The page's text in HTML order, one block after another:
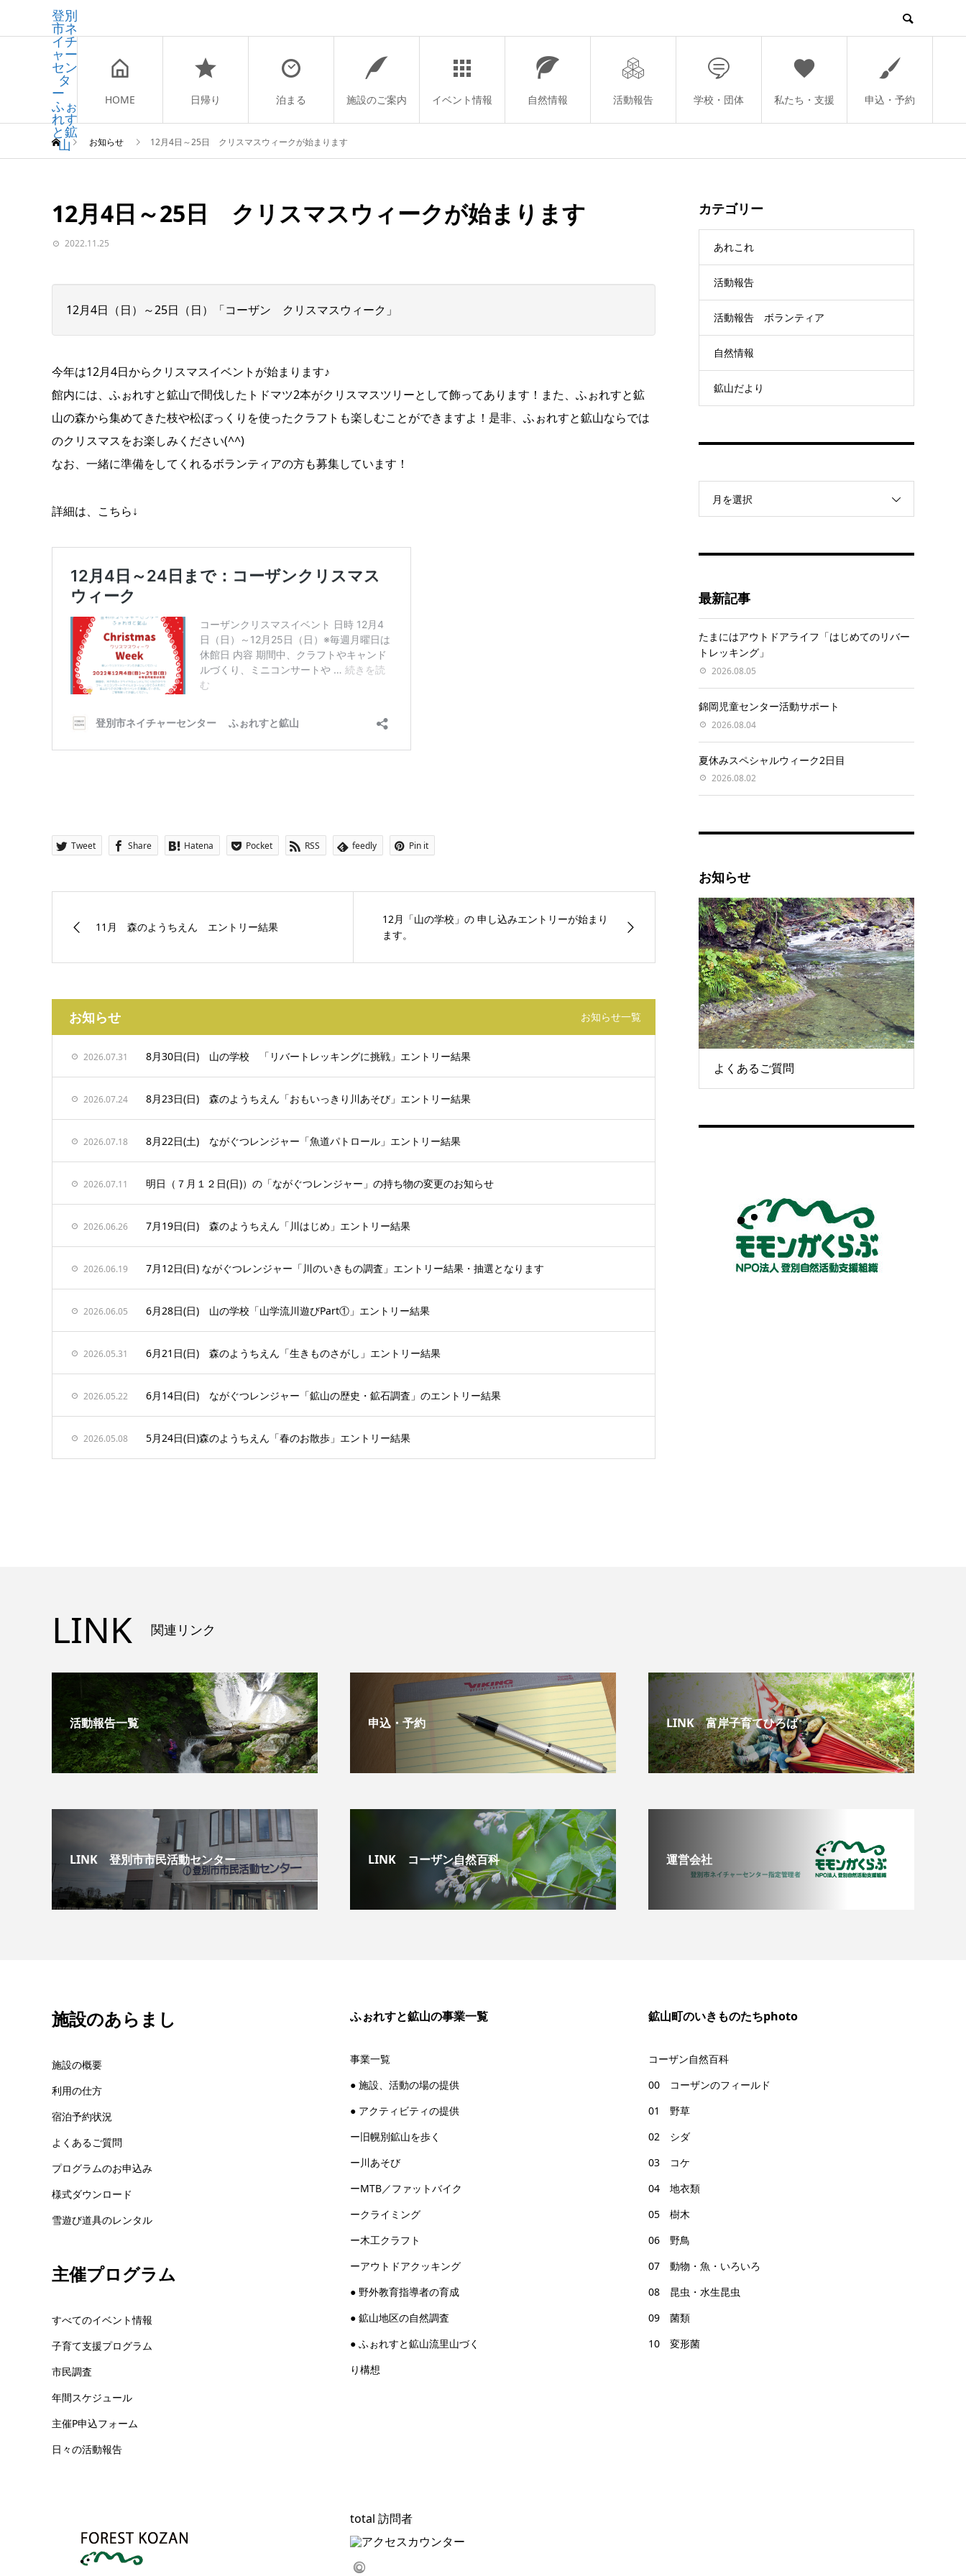
登別
市ネ
イチ
ャー
セン
タ
ー
ふぉ
れす
と鉱
山
HOME 日帰り 泊まる 施設のご案内 イベント情報 自然情報 活動報告 学校・団体 私たち・支援 申込・予約
お知らせ 12月4日～25日 クリスマスウィークが始まります
12月4日～25日 クリスマスウィークが始まります
2022.11.25
12月4日（日）～25日（日）「コーザン クリスマスウィーク」
今年は12月4日からクリスマスイベントが始まります♪
館内には、ふぉれすと鉱山で間伐したトドマツ2本がクリスマスツリーとして飾ってあります！また、ふぉれすと鉱
山の森から集めてきた枝や松ぼっくりを使ったクラフトも楽しむことができますよ！是非、ふぉれすと鉱山ならでは
のクリスマスをお楽しみください(^^)
なお、一緒に準備をしてくれるボランティアの方も募集しています！
詳細は、こちら↓
Tweet Share Hatena Pocket RSS feedly Pin it
11月 森のようちえん エントリー結果
12月「山の学校」の 申し込みエントリーが始まり
ます。
お知らせ お知らせ一覧
2026.07.31 8月30日(日) 山の学校 「リバートレッキングに挑戦」エントリー結果
2026.07.24 8月23日(日) 森のようちえん「おもいっきり川あそび」エントリー結果
2026.07.18 8月22日(土) ながぐつレンジャー「魚道パトロール」エントリー結果
2026.07.11 明日（７月１２日(日)）の「ながぐつレンジャー」の持ち物の変更のお知らせ
2026.06.26 7月19日(日) 森のようちえん「川はじめ」エントリー結果
2026.06.19 7月12日(日) ながぐつレンジャー「川のいきもの調査」エントリー結果・抽選となります
2026.06.05 6月28日(日) 山の学校「山学流川遊びPart①」エントリー結果
2026.05.31 6月21日(日) 森のようちえん「生きものさがし」エントリー結果
2026.05.22 6月14日(日) ながぐつレンジャー「鉱山の歴史・鉱石調査」のエントリー結果
2026.05.08 5月24日(日)森のようちえん「春のお散歩」エントリー結果
カテゴリー
あれこれ
活動報告
活動報告 ボランティア
自然情報
鉱山だより
月を選択
最新記事
たまにはアウトドアライフ「はじめてのリバー
トレッキング」
2026.08.05
錦岡児童センター活動サポート
2026.08.04
夏休みスペシャルウィーク2日目
2026.08.02
お知らせ
よくあるご質問
LINK 関連リンク
活動報告一覧 申込・予約 LINK 富岸子育てひろば
LINK 登別市市民活動センター LINK コーザン自然百科 運営会社
施設のあらまし
施設の概要
利用の仕方
宿泊予約状況
よくあるご質問
プログラムのお申込み
様式ダウンロード
雪遊び道具のレンタル
主催プログラム
すべてのイベント情報
子育て支援プログラム
市民調査
年間スケジュール
主催P申込フォーム
日々の活動報告
ふぉれすと鉱山の事業一覧
事業一覧
● 施設、活動の場の提供
● アクティビティの提供
ー旧幌別鉱山を歩く
ー川あそび
ーMTB／ファットバイク
ークライミング
ー木工クラフト
ーアウトドアクッキング
● 野外教育指導者の育成
● 鉱山地区の自然調査
● ふぉれすと鉱山流里山づく
り構想
鉱山町のいきものたちphoto
コーザン自然百科
00 コーザンのフィールド
01 野草
02 シダ
03 コケ
04 地衣類
05 樹木
06 野鳥
07 動物・魚・いろいろ
08 昆虫・水生昆虫
09 菌類
10 変形菌
total 訪問者